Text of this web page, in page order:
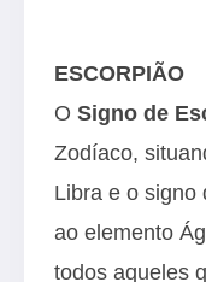
ESCORPIÃO
O Signo de
Zodíaco,
Libra e o signo
ao elemento
todos aqueles